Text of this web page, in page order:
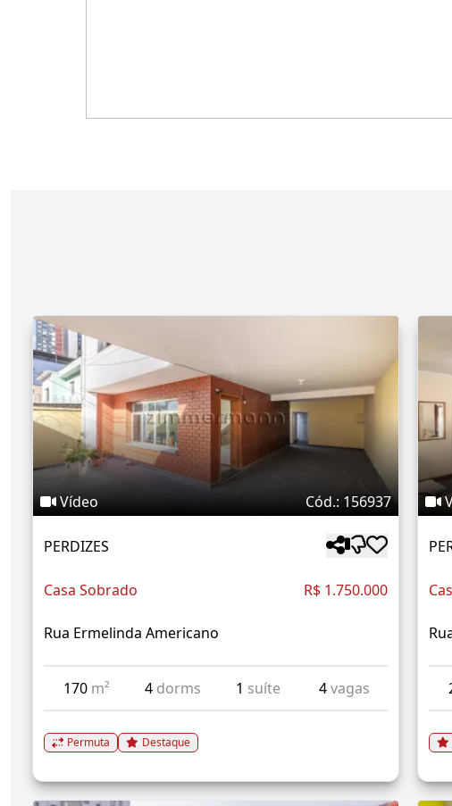
Vídeo Cód.: 156937
PERDIZES
Casa Sobrado R$ 1.750.000
Rua Ermelinda Americano
170 m² 4 dorms 1 suíte 4vagas
Permuta Destaque